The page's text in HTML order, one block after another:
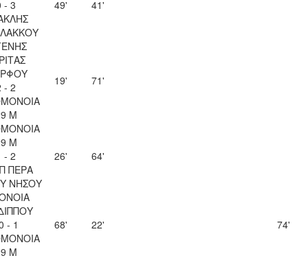
- 3
49' 41'
- 2
Μ
19' 71'
Μ
- 2
ΠΕΡΑ
ΝΗΣΟΥ
26' 64'
- 1
Μ
68' 22' 74'